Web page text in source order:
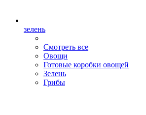
зелень
Смотреть все
Овощи
Готовые коробки овощей
Зелень
Грибы